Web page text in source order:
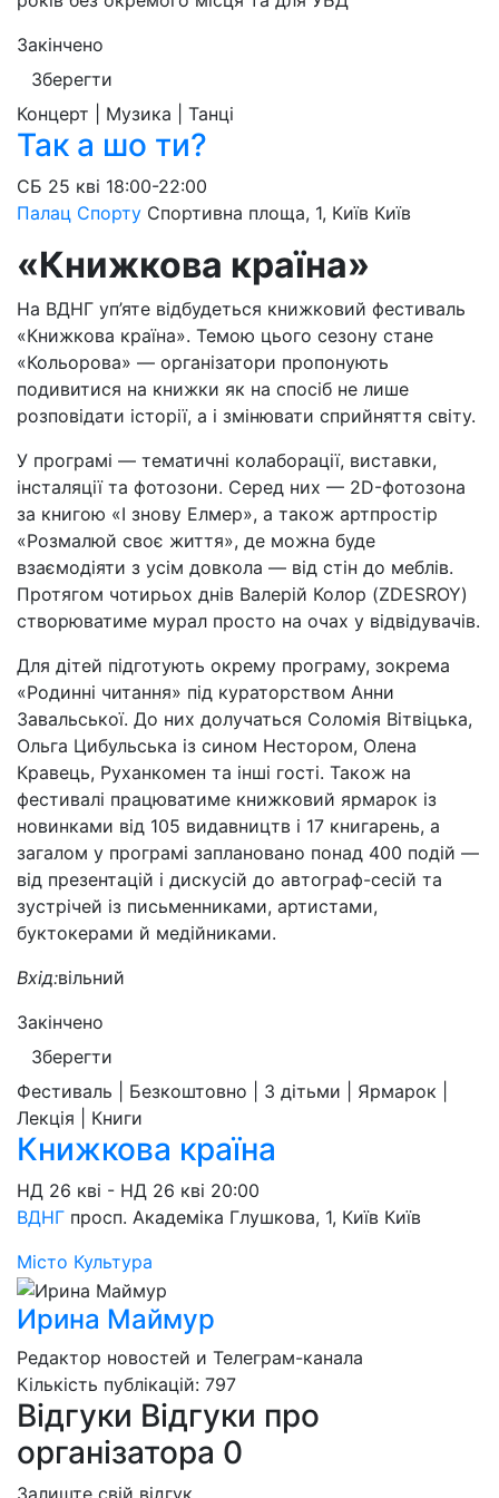
Закінчено
Зберегти
Концерт | Музика | Танці
Так а шо ти?
СБ 25 кві 18:00-22:00
Палац Спорту Спортивна площа, 1, Київ Київ
«Книжкова країна»
На ВДНГ уп’яте відбудеться книжковий фестиваль
«Книжкова країна». Темою цього сезону стане
«Кольорова» — організатори пропонують
подивитися на книжки як на спосіб не лише
розповідати історії, а і змінювати сприйняття світу.
У програмі — тематичні колаборації, виставки,
інсталяції та фотозони. Серед них — 2D-фотозона
за книгою «І знову Елмер», а також артпростір
«Розмалюй своє життя», де можна буде
взаємодіяти з усім довкола — від стін до меблів.
Протягом чотирьох днів Валерій Колор (ZDESROY)
створюватиме мурал просто на очах у відвідувачів.
Для дітей підготують окрему програму, зокрема
«Родинні читання» під кураторством Анни
Завальської. До них долучаться Соломія Вітвіцька,
Ольга Цибульська із сином Нестором, Олена
Кравець, Руханкомен та інші гості. Також на
фестивалі працюватиме книжковий ярмарок із
новинками від 105 видавництв і 17 книгарень, а
загалом у програмі заплановано понад 400 подій —
від презентацій і дискусій до автограф-сесій та
зустрічей із письменниками, артистами,
буктокерами й медійниками.
Вхід:вільний
Закінчено
Зберегти
Фестиваль | Безкоштовно | З дітьми | Ярмарок |
Лекція | Книги
Книжкова країна
НД 26 кві - НД 26 кві 20:00
ВДНГ просп. Академіка Глушкова, 1, Київ Київ
Місто Культура
Ирина Маймур
Редактор новостей и Телеграм-канала
Кількість публікацій: 797
Відгуки Відгуки про
організатора 0
Залиште свій відгук